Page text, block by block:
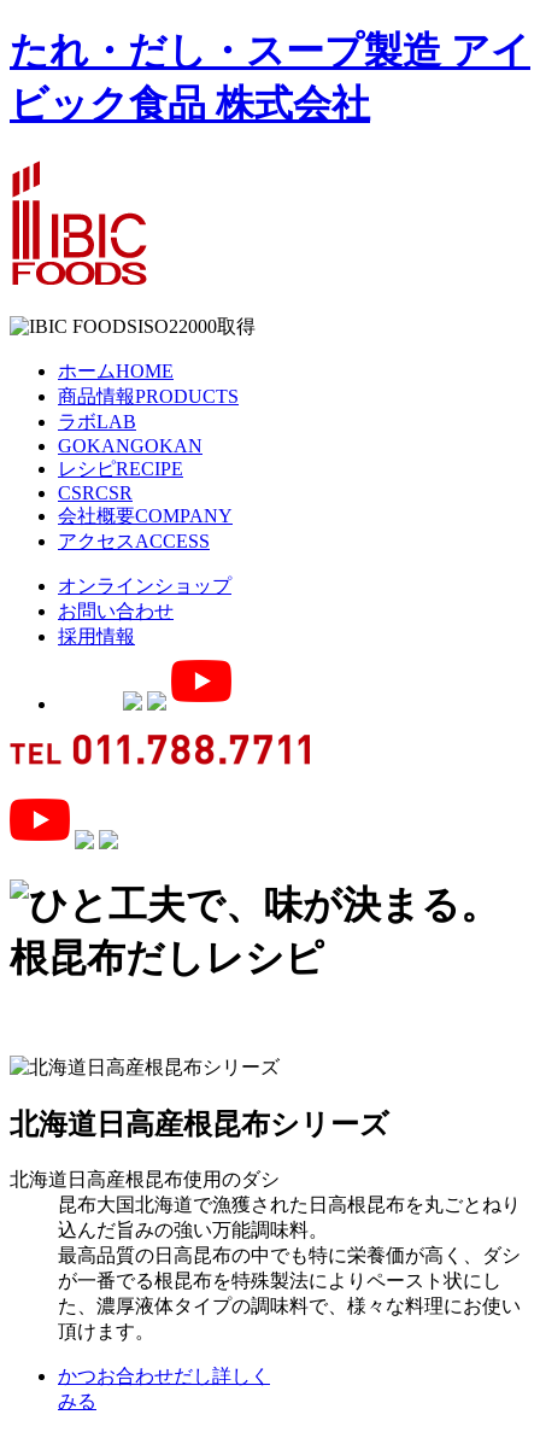
たれ・だし・スープ製造 アイ
ビック食品 株式会社
ISO22000取得
ホームHOME
商品情報PRODUCTS
ラボLAB
GOKANGOKAN
レシピRECIPE
CSRCSR
会社概要COMPANY
アクセスACCESS
オンラインショップ
お問い合わせ
採用情報
北海道日高産根昆布シリーズ
北海道日高産根昆布使用のダシ
昆布大国北海道で漁獲された日高根昆布を丸ごとねり
込んだ旨みの強い万能調味料。
最高品質の日高昆布の中でも特に栄養価が高く、ダシ
が一番でる根昆布を特殊製法によりペースト状にし
た、濃厚液体タイプの調味料で、様々な料理にお使い
頂けます。
かつお合わせだし詳しく
みる